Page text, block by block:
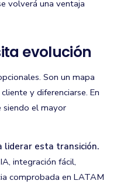
volverá una ventaja
evolución
Son un mapa
y diferenciarse. En
siendo el mayor
liderar esta transición.
integración fácil,
comprobada en LATAM